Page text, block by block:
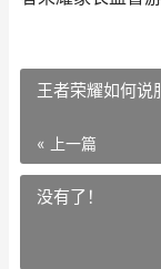
王者荣耀如何说
« 上一篇
没有了！